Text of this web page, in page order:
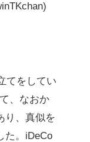
てをしてい
、なおか
り、真似を
た。iDeCo